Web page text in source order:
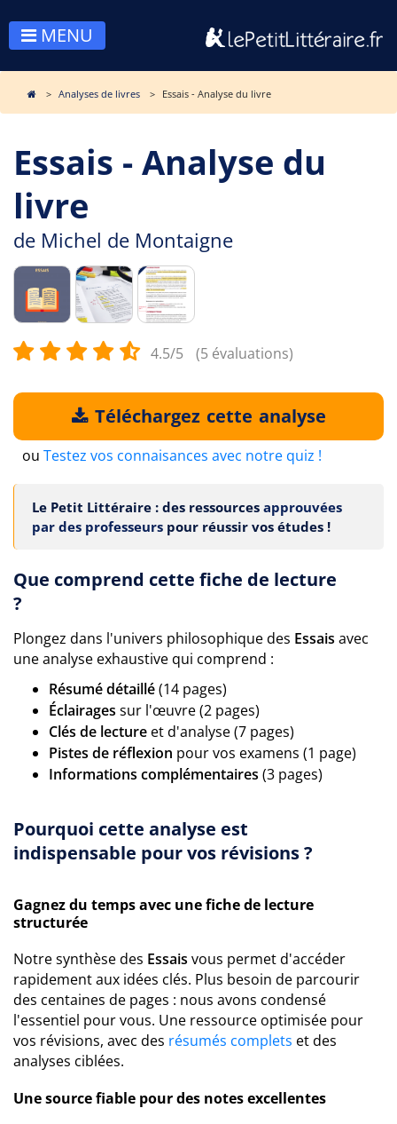
MENU
Analyses de livres Essais - Analyse du livre
Essais - Analyse du
livre
de Michel de Montaigne
4.5/5 (5 évaluations)
Téléchargez cette analyse
ou Testez vos connaisances avec notre quiz !
Le Petit Littéraire : des ressources approuvées
par des professeurs pour réussir vos études !
Que comprend cette fiche de lecture
?
Plongez dans l'univers philosophique des Essais avec
une analyse exhaustive qui comprend :
Résumé détaillé(14 pages)
Éclairages sur l'œuvre (2 pages)
Clés de lecture et d'analyse (7 pages)
Pistes de réflexion pour vos examens (1 page)
Informations complémentaires (3 pages)
Pourquoi cette analyse est
indispensable pour vos révisions ?
Gagnez du temps avec une fiche de lecture
structurée
Notre synthèse des Essais vous permet d'accéder
rapidement aux idées clés. Plus besoin de parcourir
des centaines de pages : nous avons condensé
l'essentiel pour vous. Une ressource optimisée pour
vos révisions, avec des résumés complets et des
analyses ciblées.
Une source fiable pour des notes excellentes